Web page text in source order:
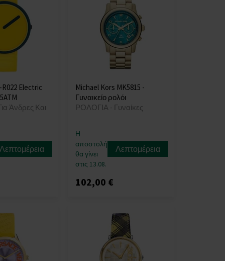
Electric
Άνδρες Και
Michael Kors MK5815 -
Γυναικείο ρολόι
ΡΟΛΟΓΙΑ - Γυναίκες
Η
αποστολή
θα γίνει
στις 13.08.
Λεπτομέρεια
102,00 €